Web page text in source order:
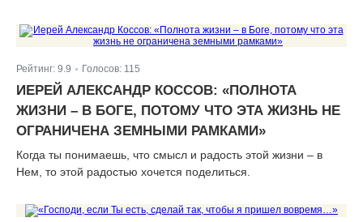
Рейтинг: 9.9 Голосов: 115
ИЕРЕЙ АЛЕКСАНДР КОССОВ: «ПОЛНОТА
ЖИЗНИ – В БОГЕ, ПОТОМУ ЧТО ЭТА ЖИЗНЬ НЕ
ОГРАНИЧЕНА ЗЕМНЫМИ РАМКАМИ»
Когда ты понимаешь, что смысл и радость этой жизни – в
Нем, то этой радостью хочется поделиться.